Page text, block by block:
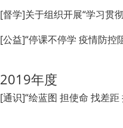
[督学]关于组织开展“学习贯
[公益]“停课不停学 疫情防控
2019年度
[通识]“绘蓝图 担使命 找差